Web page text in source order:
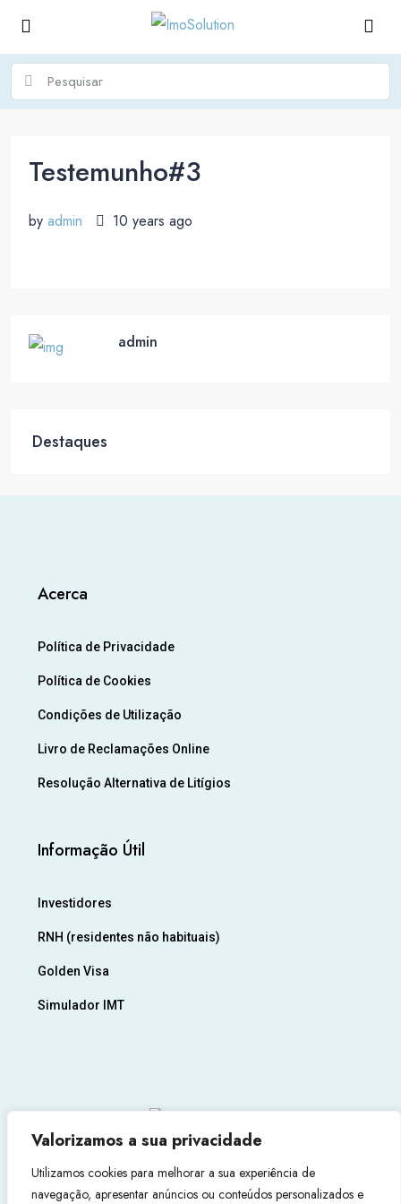
Valorizamos a sua privacidade
Utilizamos cookies para melhorar a sua experiência de
navegação, apresentar anúncios ou conteúdos personalizados e
Testemunho#3
by admin 10 years ago
admin
Destaques
Acerca
Política de Privacidade
Política de Cookies
Condições de Utilização
Livro de Reclamações Online
Resolução Alternativa de Litígios
Informação Útil
Investidores
RNH (residentes não habituais)
Golden Visa
Simulador IMT